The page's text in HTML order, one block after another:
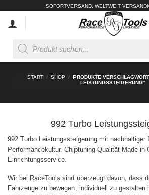
springen
SOFORTVERSAND. WELTWEIT
search
START / SHOP / PRODUKTE
LEISTUNGSSTEIGERUNG“
992 Turbo
992 Turbo Leistungssteigerung mit nachhaltiger
Performancekultur. Chiptuning Qualität Made in
Einrichtungsservice.
Wir bei RaceTools sind überzeugt davon, dass
Fahrzeuge zu bewegen, individuell zu